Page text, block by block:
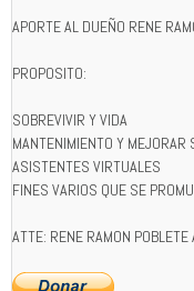
APORTE AL DUEÑO RENE
PROPOSITO:
SOBREVIVIR Y VIDA
MANTENIMIENTO Y MEJORAR
ASISTENTES VIRTUALES
FINES VARIOS QUE SE
ATTE: RENE RAMON POBLETE